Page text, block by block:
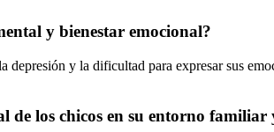
y bienestar emocional?
y la dificultad para expresar sus
de los chicos en su entorno familiar